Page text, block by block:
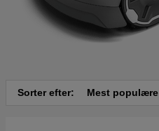
Sorter efter: Mest populære